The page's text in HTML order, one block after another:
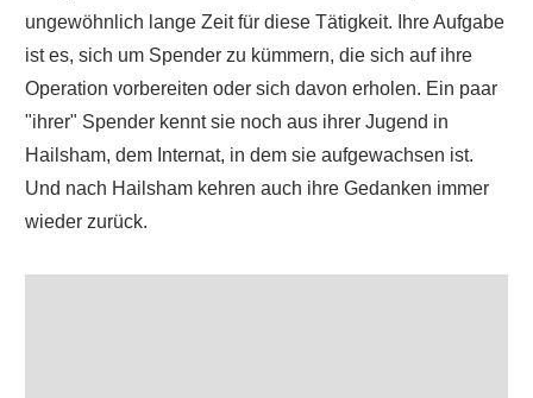
ungewöhnlich lange Zeit für diese Tätigkeit. Ihre Aufgabe
ist es, sich um Spender zu kümmern, die sich auf ihre
Operation vorbereiten oder sich davon erholen. Ein paar
"ihrer" Spender kennt sie noch aus ihrer Jugend in
Hailsham, dem Internat, in dem sie aufgewachsen ist.
Und nach Hailsham kehren auch ihre Gedanken immer
wieder zurück.